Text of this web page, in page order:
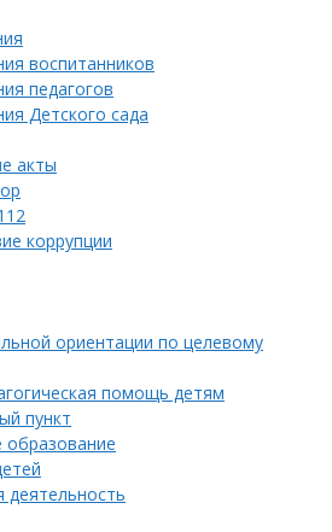
воспитанников
педагогов
Детского сада
акты
коррупции
ориентации по целевому
помощь детям
пункт
образование
деятельность